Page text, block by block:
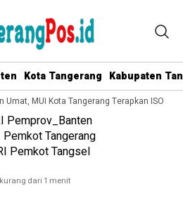
Kota Tangerang Kabupaten
MUI Kota Tangerang Terapkan ISO
kurang dari 1 menit